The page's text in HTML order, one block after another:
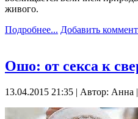
живого.
Подробнее... Добавить
Ошо: от секса к
13.04.2015 21:35 | Автор: Анна |